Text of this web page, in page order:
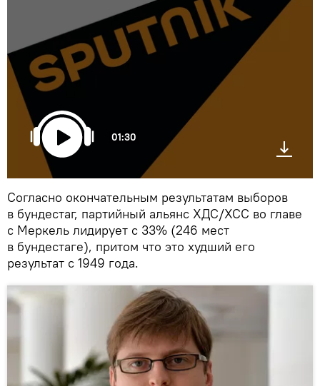
01:30
Согласно окончательным результатам выборов
в бундестаг, партийный альянс ХДС/ХСС во главе
с Меркель лидирует с 33% (246 мест
в бундестаге), притом что это худший его
результат с 1949 года.